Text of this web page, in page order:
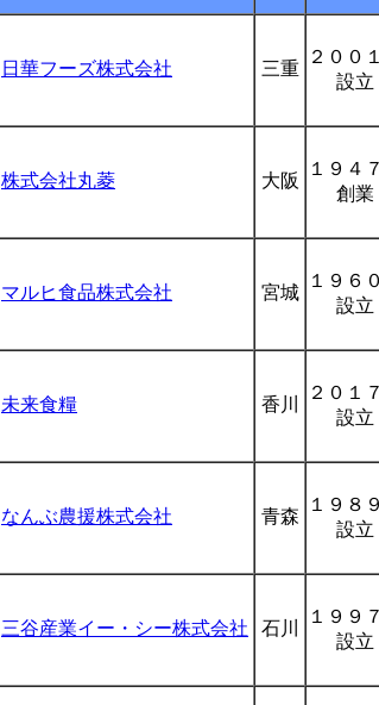
日華フーズ株式会社 三重
２００
設立
株式会社丸菱 大阪
１９４
創業
マルヒ食品株式会社 宮城
１９６
設立
未来食糧 香川
２０１
設立
なんぶ農援株式会社 青森
１９８
設立
三谷産業イー・シー株式会社 石川
１９９
設立